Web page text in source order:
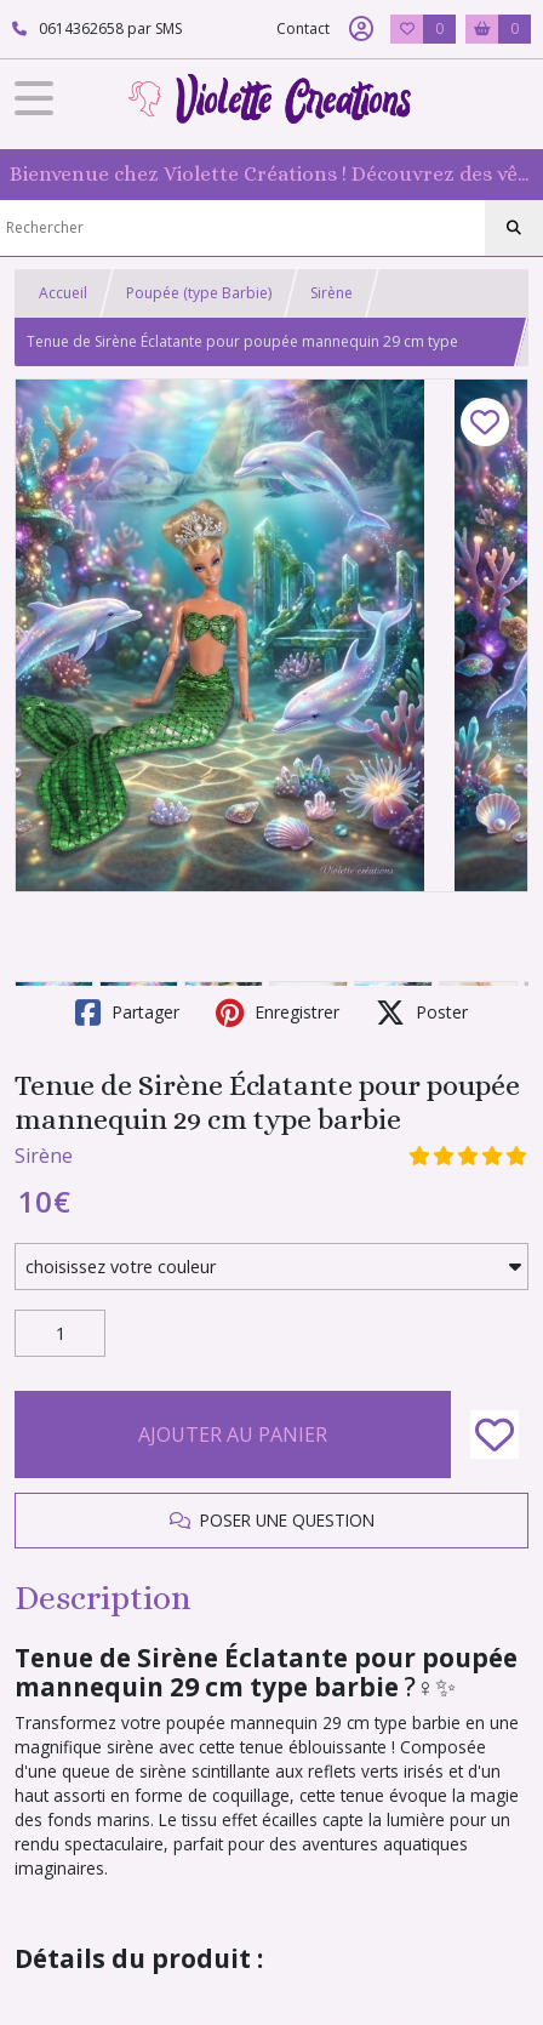
0614362658 par SMS Contact 0 0
Bienvenue chez Violette Créations ! Découvrez des vêtements faits main pour vos poupées mannequin : originaux et 100 % fabriqués en France
Accueil Poupée (type Barbie) Sirène
Tenue de Sirène Éclatante pour poupée mannequin 29 cm type
barbie
Partager Enregistrer Poster
Tenue de Sirène Éclatante pour poupée
mannequin 29 cm type barbie
Sirène
10€
AJOUTER AU PANIER
POSER UNE QUESTION
Description
Tenue de Sirène Éclatante pour poupée
mannequin 29 cm type barbie ?‍♀️✨
Transformez votre poupée mannequin 29 cm type barbie en une
magnifique sirène avec cette tenue éblouissante ! Composée
d'une queue de sirène scintillante aux reflets verts irisés et d'un
haut assorti en forme de coquillage, cette tenue évoque la magie
des fonds marins. Le tissu effet écailles capte la lumière pour un
rendu spectaculaire, parfait pour des aventures aquatiques
imaginaires.
Détails du produit :